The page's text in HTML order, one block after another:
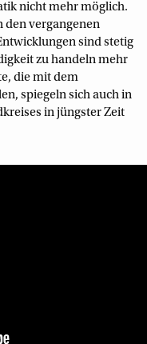
nicht mehr möglich.
den vergangenen
sind stetig
zu handeln mehr
die mit dem
spiegeln sich auch in
in jüngster Zeit